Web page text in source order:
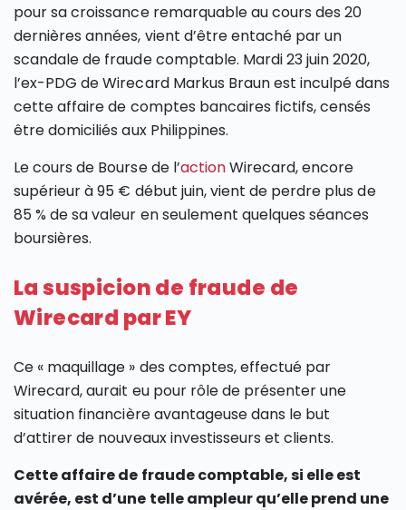
pour sa croissance remarquable au cours des 20
dernières années, vient d’être entaché par un
scandale de fraude comptable. Mardi 23 juin 2020,
l’ex-PDG de Wirecard Markus Braun est inculpé dans
cette affaire de comptes bancaires fictifs, censés
être domiciliés aux Philippines.
Le cours de Bourse de l’actionWirecard, encore
supérieur à 95 € début juin, vient de perdre plus de
85 % de sa valeur en seulement quelques séances
boursières.
La suspicion de fraude de
Wirecard par EY
Ce « maquillage » des comptes, effectué par
Wirecard, aurait eu pour rôle de présenter une
situation financière avantageuse dans le but
d’attirer de nouveaux investisseurs et clients.
Cette affaire de fraude comptable, si elle est
avérée, est d’une telle ampleur qu’elle prend une